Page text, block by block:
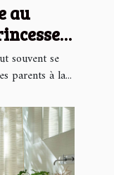
au
souvent se
parents à la...